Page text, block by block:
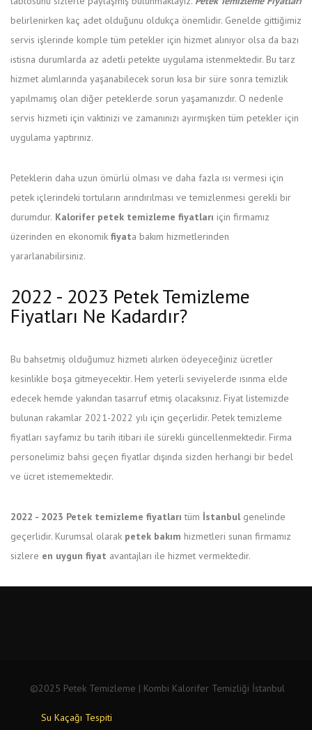
belirlenirken kaç adet olduğunu oldukça önemlidir. Genelde gittiğimiz
servis işlerinde komple tüm petekler için hizmet alınıyor olsa da bazı
istisna durumlarda az adetli petekte uygulama istenmektedir. Bu tarz
hizmet alımlarında yaşanabilecek sorun kısa bir süre sonra temizlik
yapılmamış olan diğer peteklerde sorun yaşamanızdır. O nedenle
servis hizmeti için vaktinizi ve zamanınızı ayırmışken tüm petekler için
uygulama yaptırınız.
Peteklerin daha uzun ömürlü olması ve daha fazla ısı vermesi için
petek içlerindeki tortuların arındırılması ve temizlenmesi gerekli bir
durumdur. Kalorifer petek temizleme fiyatları için firmamız
üzerinden en ekonomik fiyata bakım hizmetlerinden
yararlanabilirsiniz.
2022 - 2023 Petek Temizleme
Fiyatları Ne Kadardır?
Bu bahsetmiş olduğumuz hizmeti alırken ödeyeceğiniz ücretler
kesinlikle boşa gitmeyecektir. Hem yeterli seviyelerde ısınma elde
edecek hemde yakından tasarruf etmiş olacaksınız. Fiyat listemizde
bulunan rakamlar 2021-2022 yılı için geçerlidir. Petek temizleme
fiyatları sayfamız bu tarih itibari ile sürekli güncellenmektedir. Firma
personelimiz bahsi geçen fiyatlar dışında sizden herhangi bir bedel
ve ücret istememektedir.
2022 - 2023 Petek temizleme fiyatları tüm İstanbulgenelinde
geçerlidir. Kurumsal olarak petek bakım hizmetleri sunan firmamız
sizlere en uygun fiyat avantajları ile hizmet vermektedir.
©2025 Petek Temizleme | Kombi Kalorifer Temizliği İstanbul
Su Kaçağı Tespiti